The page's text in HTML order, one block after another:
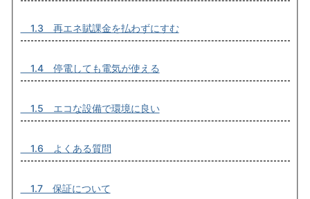
1.3 再エネ賦課金を払わずにすむ
1.4 停電しても電気が使える
1.5 エコな設備で環境に良い
1.6 よくある質問
1.7 保証について